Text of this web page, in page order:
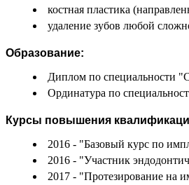
костная пластика
удаление зубов любой
Образование:
Диплом по специальности
Ординатура по
Курсы повышения
2016 - "Базовый курс по
2016 - "Участник
2017 - "Протезирование на